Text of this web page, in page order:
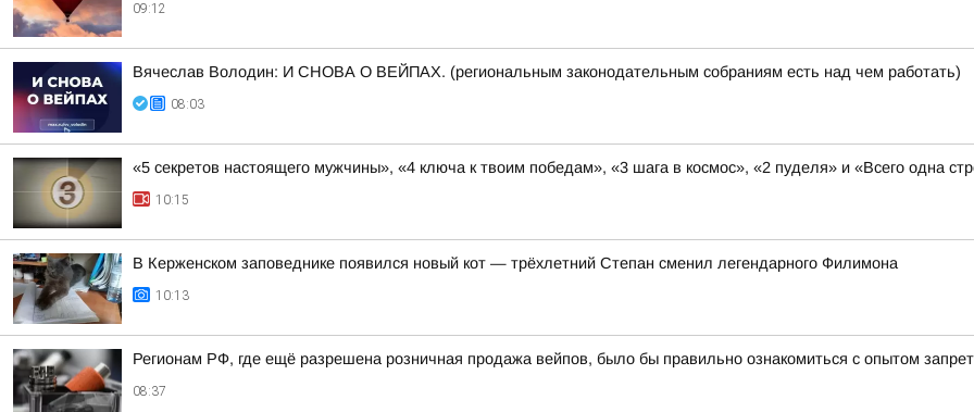
09:12
Вячеслав Володин: И СНОВА О ВЕЙПАХ. (региональным законодательным собраниям есть над чем работать)
08:03
«5 секретов настоящего мужчины», «4 ключа к твоим победам», «3 шага в космос», «2 пуделя» и «Всего одна
10:15
В Керженском заповеднике появился новый кот — трёхлетний Степан сменил легендарного Филимона
10:13
Регионам РФ, где ещё разрешена розничная продажа вейпов, было бы правильно ознакомиться с опытом
08:37